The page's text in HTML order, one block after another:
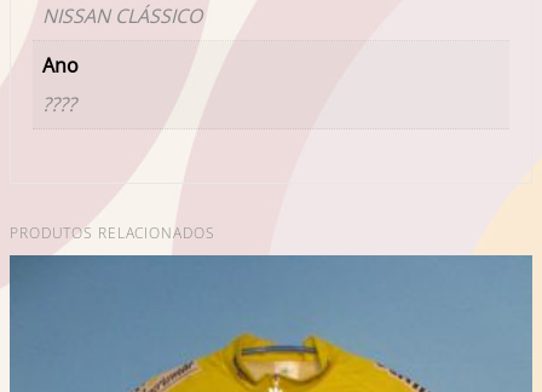
NISSAN CLÁSSICO
Ano
????
PRODUTOS RELACIONADOS